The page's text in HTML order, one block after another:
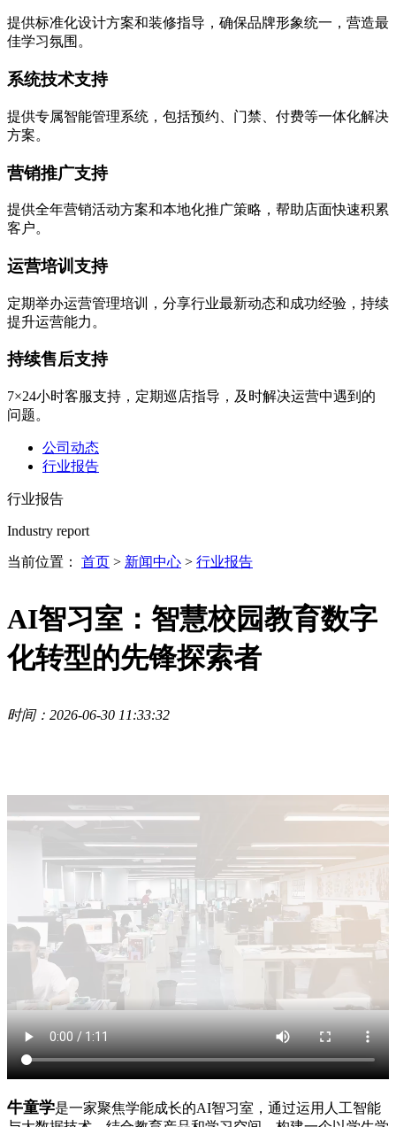
提供标准化设计方案和装修指导，确保品牌形象统一，营造最
佳学习氛围。
系统技术支持
提供专属智能管理系统，包括预约、门禁、付费等一体化解决
方案。
营销推广支持
提供全年营销活动方案和本地化推广策略，帮助店面快速积累
客户。
运营培训支持
定期举办运营管理培训，分享行业最新动态和成功经验，持续
提升运营能力。
持续售后支持
7×24小时客服支持，定期巡店指导，及时解决运营中遇到的
问题。
公司动态
行业报告
行业报告
Industry report
当前位置： 首页 > 新闻中心 > 行业报告
AI智习室：智慧校园教育数字
化转型的先锋探索者
时间：2026-06-30 11:33:32
牛童学是一家聚焦学能成长的AI智习室，通过运用人工智能